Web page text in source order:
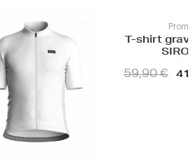
T-shirt gravel unisexe -
59,90 € 41,93 € -30%